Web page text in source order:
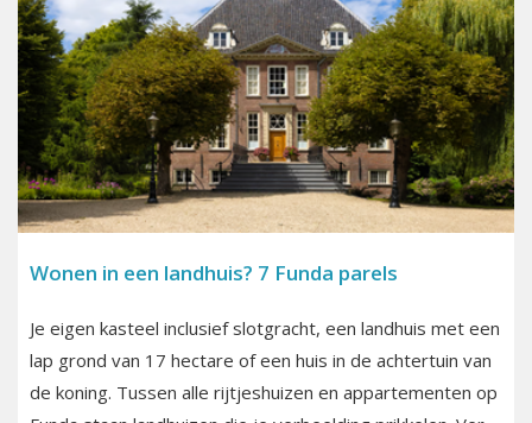
Wonen in een landhuis? 7 Funda parels
Je eigen kasteel inclusief slotgracht, een landhuis met een
lap grond van 17 hectare of een huis in de achtertuin van
de koning. Tussen alle rijtjeshuizen en appartementen op